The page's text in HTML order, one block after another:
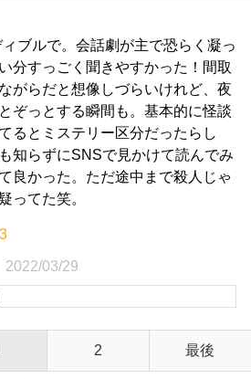
ブルで。会話劇が主で恐らく凝っ
分すっごく聞きやすかった！間取
がらだと想像しづらいけれど、夜
ぞっとする瞬間も。基本的に怪談
るとミステリー区分だったらし
知らずにSNSで見かけて読んでみ
良かった。ただ途中まで殺人じゃ
ってた笑。
2022/03/29
2 最後